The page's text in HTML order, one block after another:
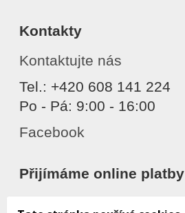
Kontakty
Kontaktujte nás
Tel.: +420 608 141 224
Po - Pá: 9:00 - 16:00
Facebook
Přijímáme online platby